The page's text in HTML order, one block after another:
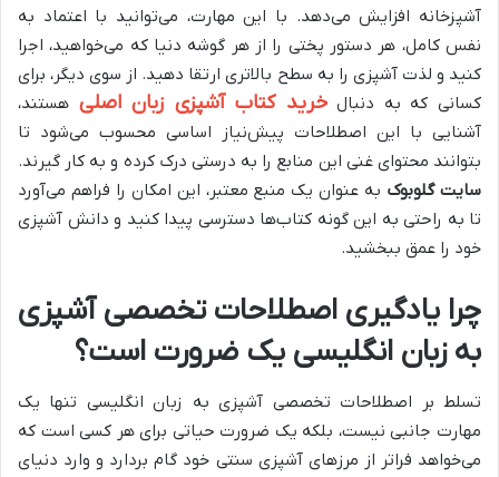
آشپزخانه افزایش می‌دهد. با این مهارت، می‌توانید با اعتماد به
نفس کامل، هر دستور پختی را از هر گوشه دنیا که می‌خواهید، اجرا
کنید و لذت آشپزی را به سطح بالاتری ارتقا دهید. از سوی دیگر، برای
کسانی که به دنبالخرید کتاب آشپزی زبان اصلی هستند،
آشنایی با این اصطلاحات پیش‌نیاز اساسی محسوب می‌شود تا
بتوانند محتوای غنی این منابع را به درستی درک کرده و به کار گیرند.
سایت گلوبوک به عنوان یک منبع معتبر، این امکان را فراهم می‌آورد
تا به راحتی به این گونه کتاب‌ها دسترسی پیدا کنید و دانش آشپزی
خود را عمق ببخشید.
چرا یادگیری اصطلاحات تخصصی آشپزی
به زبان انگلیسی یک ضرورت است؟
تسلط بر اصطلاحات تخصصی آشپزی به زبان انگلیسی تنها یک
مهارت جانبی نیست، بلکه یک ضرورت حیاتی برای هر کسی است که
می‌خواهد فراتر از مرزهای آشپزی سنتی خود گام بردارد و وارد دنیای